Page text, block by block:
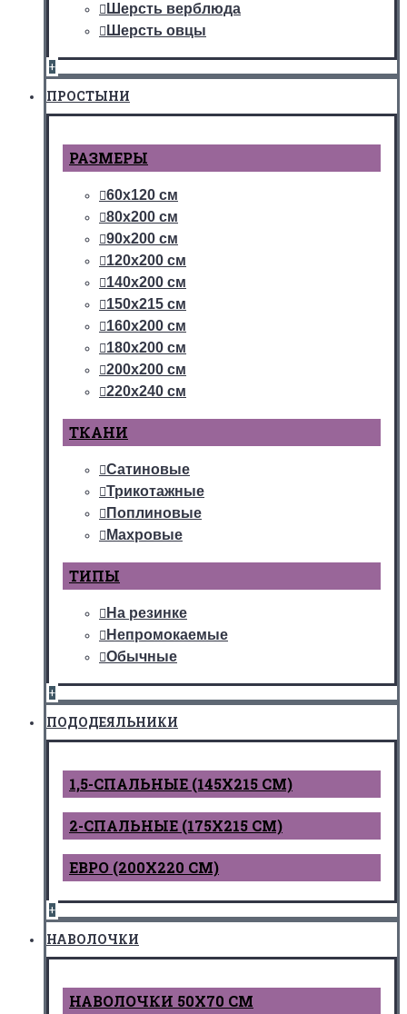
Шерсть верблюда
Шерсть овцы
+
ПРОСТЫНИ
РАЗМЕРЫ
60х120 см
80х200 см
90х200 см
120х200 см
140х200 см
150х215 см
160х200 см
180х200 см
200х200 см
220х240 см
ТКАНИ
Сатиновые
Трикотажные
Поплиновые
Махровые
ТИПЫ
На резинке
Непромокаемые
Обычные
+
ПОДОДЕЯЛЬНИКИ
1,5-СПАЛЬНЫЕ (145Х215 СМ)
2-СПАЛЬНЫЕ (175Х215 СМ)
ЕВРО (200Х220 СМ)
+
НАВОЛОЧКИ
НАВОЛОЧКИ 50Х70 СМ